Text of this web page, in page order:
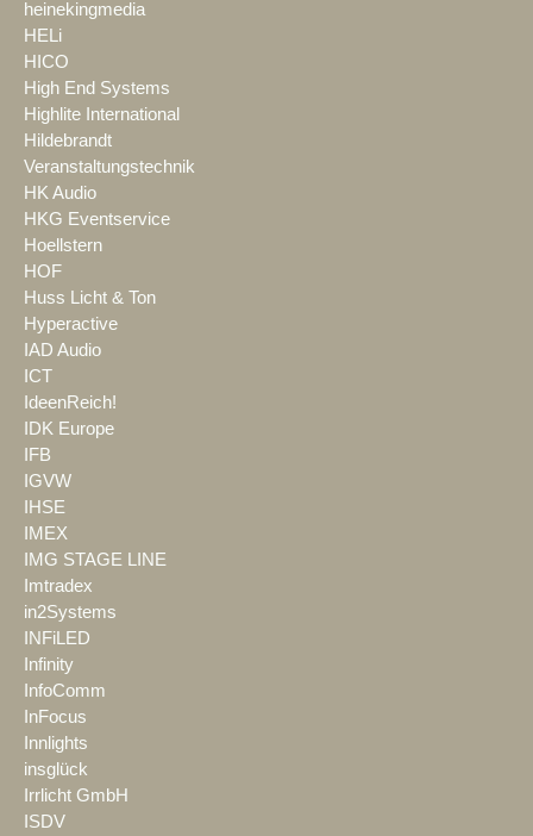
heinekingmedia
HELi
HICO
High End Systems
Highlite International
Hildebrandt
Veranstaltungstechnik
HK Audio
HKG Eventservice
Hoellstern
HOF
Huss Licht & Ton
Hyperactive
IAD Audio
ICT
IdeenReich!
IDK Europe
IFB
IGVW
IHSE
IMEX
IMG STAGE LINE
Imtradex
in2Systems
INFiLED
Infinity
InfoComm
InFocus
Innlights
insglück
Irrlicht GmbH
ISDV